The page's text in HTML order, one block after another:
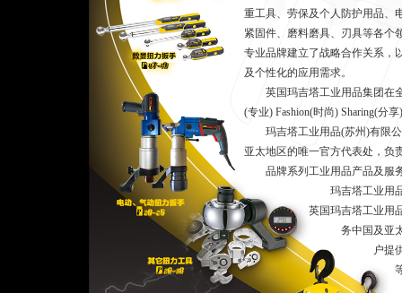
重工具、劳保及个人防护用品、
紧固件、磨料磨具、刃具等各个
专业品牌建立了战略合作关系，
及个性化的应用需求。
英国玛吉塔工业用品集团在全
(专业) Fashion(时尚) Sharing(分
玛吉塔工业用品(苏州)有限公
亚太地区的唯一官方代表处，负
品牌系列工业用品产品及服
玛吉塔工业用品(苏州)
英国玛吉塔工业用品集团
务中国及亚太地区市
户提供玛吉塔全球
等规格的